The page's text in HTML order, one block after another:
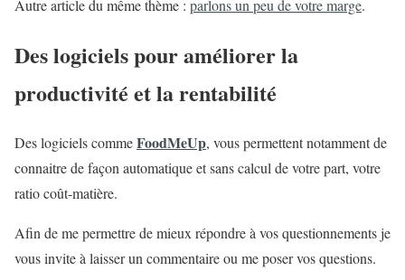
Autre article du même thème : parlons un peu de votre marge.
Des logiciels pour améliorer la
productivité et la rentabilité
Des logiciels commeFoodMeUp, vous permettent notamment de
connaitre de façon automatique et sans calcul de votre part, votre
ratio coût-matière.
Afin de me permettre de mieux répondre à vos questionnements je
vous invite à laisser un commentaire ou me poser vos questions.